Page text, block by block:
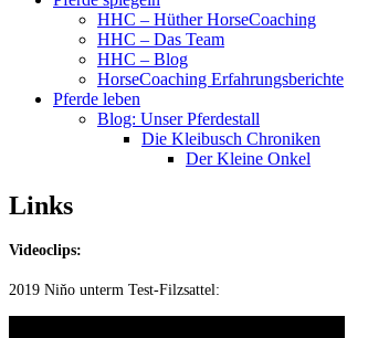
HHC – Hüther HorseCoaching
HHC – Das Team
HHC – Blog
HorseCoaching Erfahrungsberichte
Pferde leben
Blog: Unser Pferdestall
Die Kleibusch Chroniken
Der Kleine Onkel
Links
Videoclips:
2019 Niňo unterm Test-Filzsattel: